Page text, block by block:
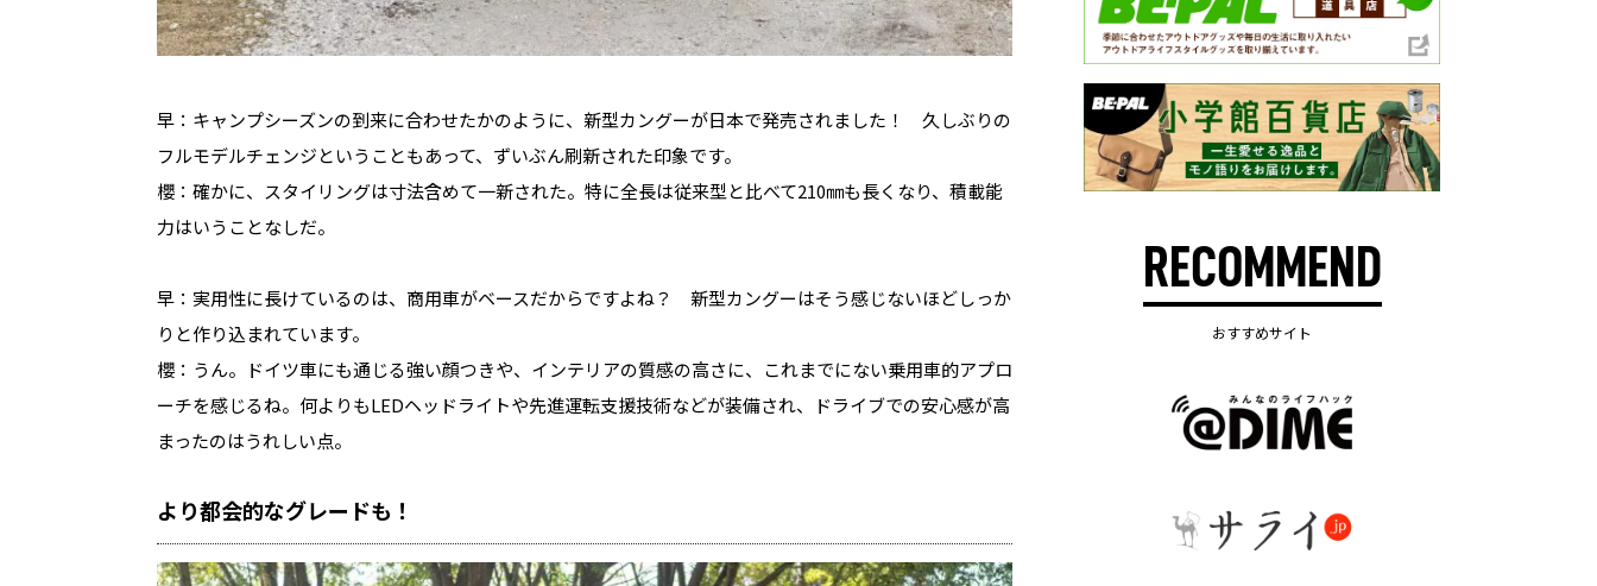
早：キャンプシーズンの到来に合わせたかのように、新型カングーが日本で発売されました！ 久しぶりの
フルモデルチェンジということもあって、ずいぶん刷新された印象です。
櫻：確かに、スタイリングは寸法含めて一新された。特に全長は従来型と比べて210㎜も長くなり、積載能
力はいうことなしだ。
早：実用性に長けているのは、商用車がベースだからですよね？ 新型カングーはそう感じないほどしっか
りと作り込まれています。
櫻：うん。ドイツ車にも通じる強い顔つきや、インテリアの質感の高さに、これまでにない乗用車的アプロ
ーチを感じるね。何よりもLEDヘッドライトや先進運転支援技術などが装備され、ドライブでの安心感が高
まったのはうれしい点。
より都会的なグレードも！
RECOMMEND
おすすめサイト